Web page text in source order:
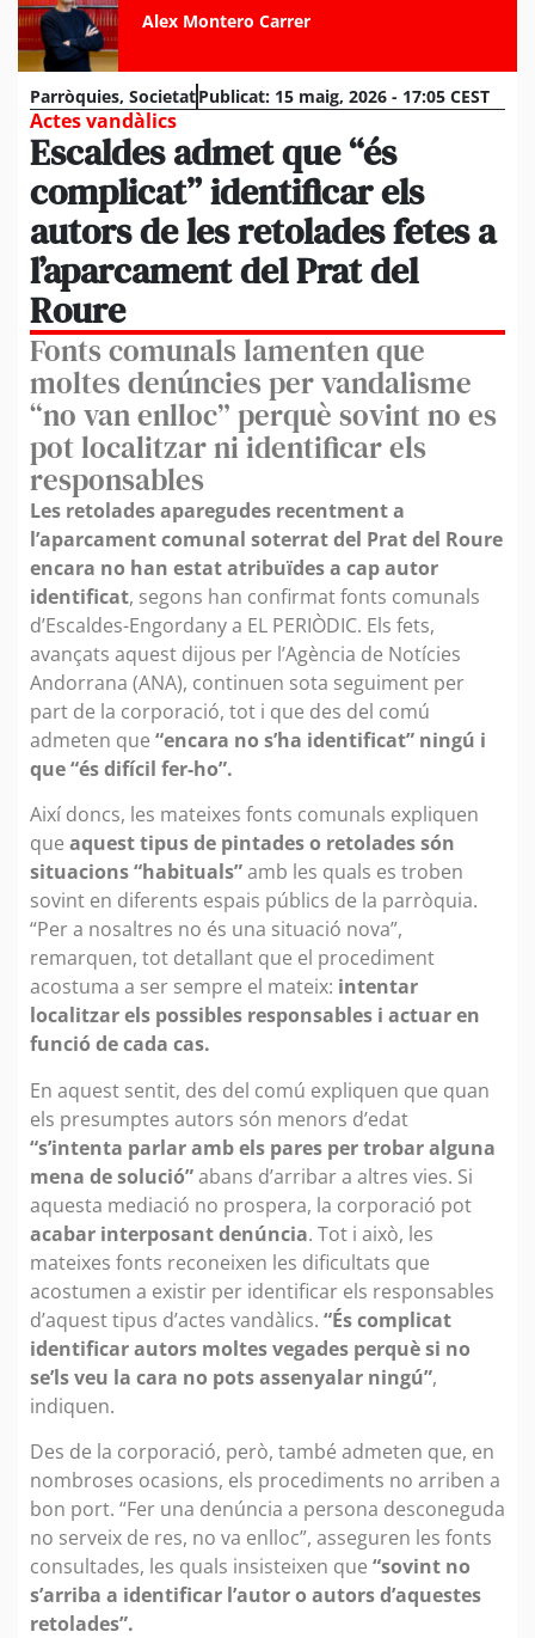
Alex Montero Carrer
Parròquies, SocietatPublicat: 15 maig, 2026 - 17:05 CEST
Actes vandàlics
Escaldes admet que “és
complicat” identificar els
autors de les retolades fetes a
l’aparcament del Prat del
Roure
Fonts comunals lamenten que
moltes denúncies per vandalisme
“no van enlloc” perquè sovint no es
pot localitzar ni identificar els
responsables
Les retolades aparegudes recentment a
l’aparcament comunal soterrat del Prat del Roure
encara no han estat atribuïdes a cap autor
identificat, segons han confirmat fonts comunals
d’Escaldes-Engordany a EL PERIÒDIC. Els fets,
avançats aquest dijous per l’Agència de Notícies
Andorrana (ANA), continuen sota seguiment per
part de la corporació, tot i que des del comú
admeten que “encara no s’ha identificat” ningú i
que “és difícil fer-ho”.
Així doncs, les mateixes fonts comunals expliquen
que aquest tipus de pintades o retolades són
situacions “habituals”amb les quals es troben
sovint en diferents espais públics de la parròquia.
“Per a nosaltres no és una situació nova”,
remarquen, tot detallant que el procediment
acostuma a ser sempre el mateix: intentar
localitzar els possibles responsables i actuar en
funció de cada cas.
En aquest sentit, des del comú expliquen que quan
els presumptes autors són menors d’edat
“s’intenta parlar amb els pares per trobar alguna
mena de solució”abans d’arribar a altres vies. Si
aquesta mediació no prospera, la corporació pot
acabar interposant denúncia. Tot i això, les
mateixes fonts reconeixen les dificultats que
acostumen a existir per identificar els responsables
d’aquest tipus d’actes vandàlics. “És complicat
identificar autors moltes vegades perquè si no
se’ls veu la cara no pots assenyalar ningú”,
indiquen.
Des de la corporació, però, també admeten que, en
nombroses ocasions, els procediments no arriben a
bon port. “Fer una denúncia a persona desconeguda
no serveix de res, no va enlloc”, asseguren les fonts
consultades, les quals insisteixen que “sovint no
s’arriba a identificar l’autor o autors d’aquestes
retolades”.